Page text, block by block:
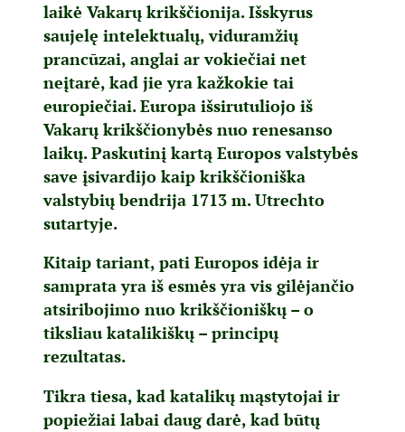
laikė Vakarų krikščionija. Išskyrus
saujelę intelektualų, viduramžių
prancūzai, anglai ar vokiečiai net
neįtarė, kad jie yra kažkokie tai
europiečiai. Europa išsirutuliojo iš
Vakarų krikščionybės nuo renesanso
laikų. Paskutinį kartą Europos valstybės
save įsivardijo kaip krikščioniška
valstybių bendrija 1713 m. Utrechto
sutartyje.
Kitaip tariant, pati Europos idėja ir
samprata yra iš esmės yra vis gilėjančio
atsiribojimo nuo krikščioniškų – o
tiksliau katalikiškų – principų
rezultatas.
Tikra tiesa, kad katalikų mąstytojai ir
popiežiai labai daug darė, kad būtų